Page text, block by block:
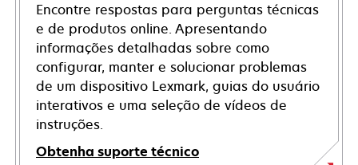
Encontre respostas para perguntas técnicas
e de produtos online. Apresentando
informações detalhadas sobre como
configurar, manter e solucionar problemas
de um dispositivo Lexmark, guias do usuário
interativos e uma seleção de vídeos de
instruções.
Obtenha suporte técnico